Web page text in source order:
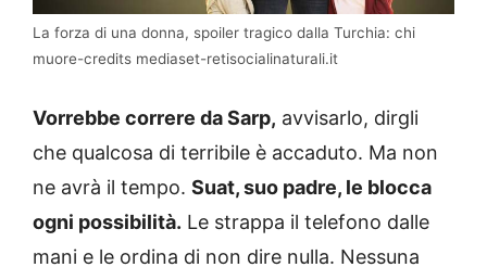
La forza di una donna, spoiler tragico dalla Turchia: chi
muore-credits mediaset-retisocialinaturali.it
Vorrebbe correre da Sarp, avvisarlo, dirgli
che qualcosa di terribile è accaduto. Ma non
ne avrà il tempo. Suat, suo padre, le blocca
ogni possibilità. Le strappa il telefono dalle
mani e le ordina di non dire nulla. Nessuna